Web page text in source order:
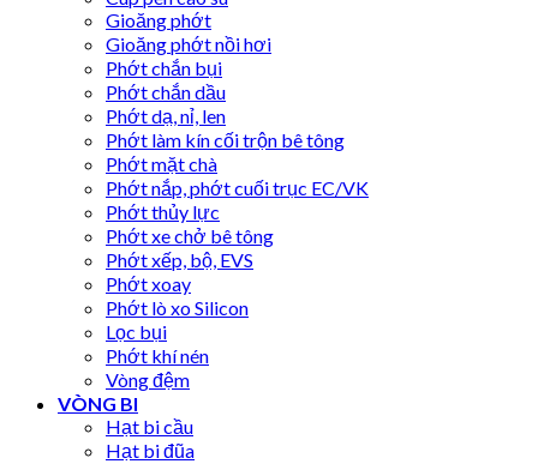
Gioăng phớt
Gioăng phớt nồi hơi
Phớt chắn bụi
Phớt chắn dầu
Phớt dạ, nỉ, len
Phớt làm kín cối trộn bê tông
Phớt mặt chà
Phớt nắp, phớt cuối trục EC/VK
Phớt thủy lực
Phớt xe chở bê tông
Phớt xếp, bộ, EVS
Phớt xoay
Phớt lò xo Silicon
Lọc bụi
Phớt khí nén
Vòng đệm
VÒNG BI
Hạt bi cầu
Hạt bi đũa